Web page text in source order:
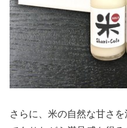
さらに、米の自然な甘さ